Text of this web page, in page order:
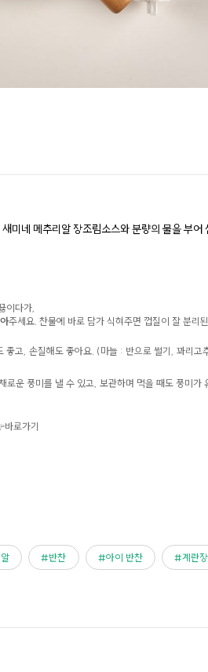
미네 메추리알 장조림소스와 분량의 물을 부어
이다가,
주세요. 찬물에 바로 담가 식혀주면 껍질이 잘 분리
좋고, 손질해도 좋아요. (마늘 : 반으로 썰기, 꽈리고
로운 풍미를 낼 수 있고, 보관하며 먹을 때도 풍미가
바로가기
반찬 아이 반찬 계란